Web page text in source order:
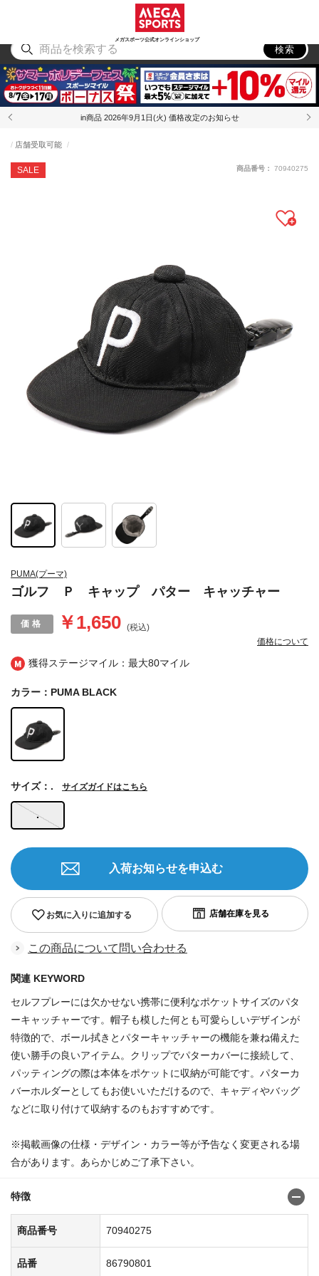
メガスポーツ公式オンラインショップ
アウトドア
検索
in商品 2026年9月1日(火) 価格改定のお知らせ
獲得ステージマイル：最大80マイル
PUMA(プーマ)
ゴルフ Ｐ キャップ パター キャッチャー
SALE
店舗受取可能
￥1,650 (税込)
価格について
商品番号： 70940275
カラー：PUMA BLACK
.
サイズ：. サイズガイドはこちら
お気に入りに追加する
入荷お知らせを申込む
この商品について問い合わせる
関連 KEYWORD
セルフプレーには欠かせない携帯に便利なポケットサイズのパタ
ーキャッチャーです。帽子も模した何とも可愛らしいデザインが
特徴的で、ボール拭きとパターキャッチャーの機能を兼ね備えた
使い勝手の良いアイテム。クリップでパターカバーに接続して、
パッティングの際は本体をポケットに収納が可能です。パターカ
バーホルダーとしてもお使いいただけるので、キャディやバッグ
などに取り付けて収納するのもおすすめです。
※掲載画像の仕様・デザイン・カラー等が予告なく変更される場
合があります。あらかじめご了承下さい。
特徴
商品番号 70940275
品番 86790801